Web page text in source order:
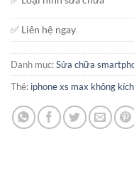
✅ Liên hệ ngay
Danh mục:Sửa chữa
Thẻ: iphone xs max không